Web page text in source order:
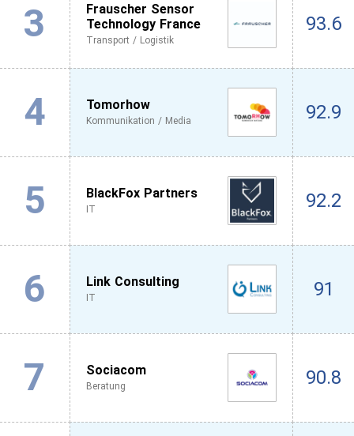
3
Frauscher Sensor
Technology France
Transport / Logistik
93.6
4 Tomorhow
Kommunikation / Media 92.9
5 BlackFox Partners
IT 92.2
6 Link Consulting
IT 91
7 Sociacom
Beratung 90.8